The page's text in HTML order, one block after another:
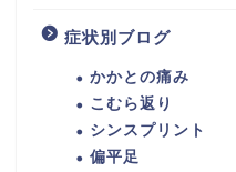
症状別ブログ
かかとの痛み
こむら返り
シンスプリント
偏平足